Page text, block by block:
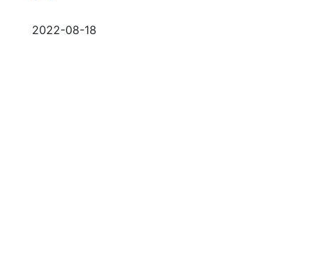
2022-08-18